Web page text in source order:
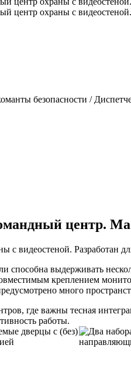
безопасности /
центр.
с видеостеной. Разработан
способна выдерживать
креплением
много
где важны тесная
работы.